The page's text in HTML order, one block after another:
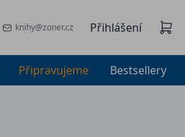
knihy@zoner.cz Přihlášení
Připravujeme Bestsellery